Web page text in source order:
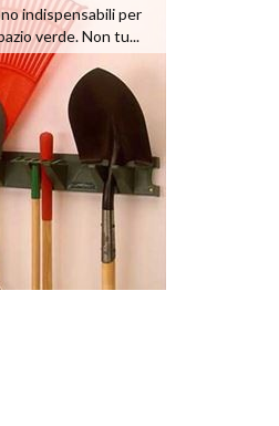
indispensabili per
verde. Non tu...